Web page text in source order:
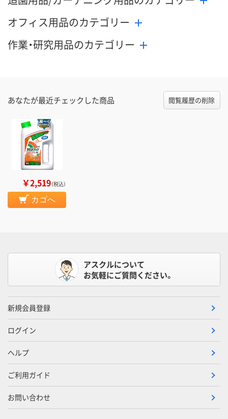
オフィス用品のカテゴリー
作業・研究用品のカテゴリー
あなたが最近チェックした商品 閲覧履歴の削除
￥2,519（税込）
カゴへ
アスクルについて
お気軽にご質問ください。
新規会員登録
ログイン
ヘルプ
ご利用ガイド
お問い合わせ